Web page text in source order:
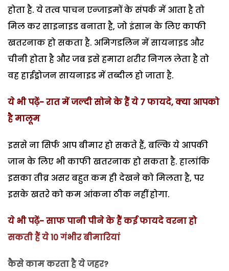
होता है. ये तत्व पाचन एन्जाइमों के संपर्क में आता है तो
मिल कर साइनाइड बनाता है, जो इंसान के लिए काफी
खतरनाक हो सकता है. अमिगडलिन में सायनाइड और
चीनी होता है और जब इसे हमारा शरीर निगल लेता है तो
वह हाईड्रोजन सायनाइड में तब्दील हो जाता है.
ये भी पढ़ें- रात में जल्दी सोने के हैं ये 7 फायदे, क्या आपको
है मालूम
इससे ना सिर्फ आप बीमार हो सकते हैं, बल्कि ये आपकी
जान के लिए भी काफी खतरनाक हो सकता है. हालांकि
इसका तीव्र असर बहुत कम ही देखने को मिलता है, पर
इसके खतरे को कम आंकना ठीक नहीं होगा.
ये भी पढ़ें- साफ पानी पीने के हैं कई फायदे वरना हो
सकती हैं ये 10 गंभीर बीमारियां
कैसे काम करता है ये जहर?